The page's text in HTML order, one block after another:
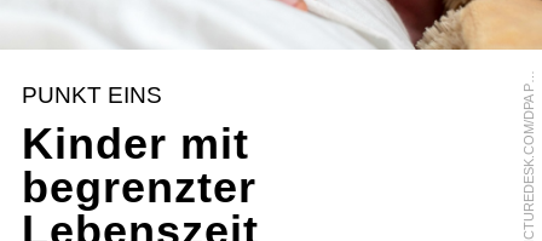
P
P
C
K
PUNKT EINS
Kinder mit
begrenzter
Lebenszeit